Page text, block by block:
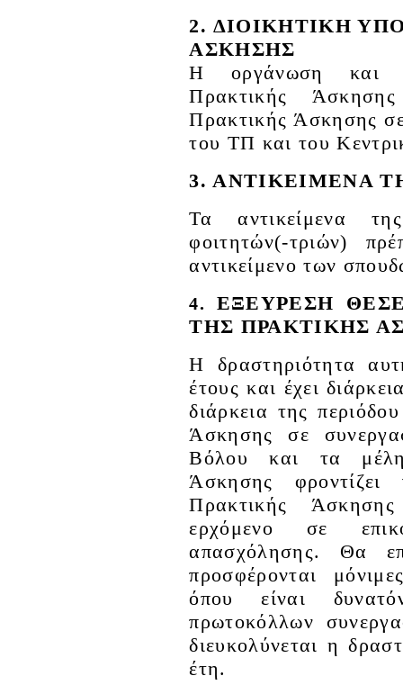
2. ΔΙΟΙΚΗΤΙΚΗ
ΑΣΚΗΣΗΣ
Η οργάνωση και
Πρακτικής
Πρακτικής Άσκησης
του ΤΠ και του
3. ΑΝΤΙΚΕΙΜΕΝΑ
Τα αντικείμενα
φοιτητών(-τριών)
αντικείμενο των
4. ΕΞΕΥΡΕΣΗ
ΤΗΣ ΠΡΑΚΤΙΚΗΣ
Η δραστηριότητα
έτους και έχει
διάρκεια της
Άσκησης σε
Βόλου και τα
Άσκησης
Πρακτικής
ερχόμενο σε
απασχόλησης. Θα
προσφέρονται
όπου είναι
πρωτοκόλλων
διευκολύνεται η
έτη.